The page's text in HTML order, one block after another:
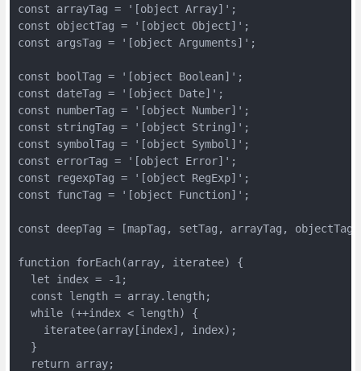
const arrayTag = '[object Array]';
const objectTag = '[object Object]';
const argsTag = '[object Arguments]';
const boolTag = '[object Boolean]';
const dateTag = '[object Date]';
const numberTag = '[object Number]';
const stringTag = '[object String]';
const symbolTag = '[object Symbol]';
const errorTag = '[object Error]';
const regexpTag = '[object RegExp]';
const funcTag = '[object Function]';
const deepTag = [mapTag, setTag, arrayTag,
function forEach(array, iteratee) {
  let index = -1;
  const length = array.length;
  while (++index < length) {
    iteratee(array[index], index);
  }
  return array;